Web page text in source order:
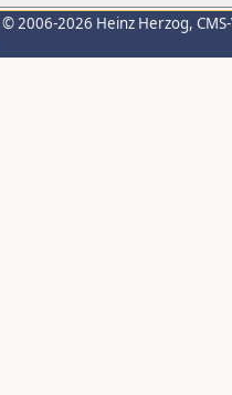
© 2006-2026 Heinz Herzog,